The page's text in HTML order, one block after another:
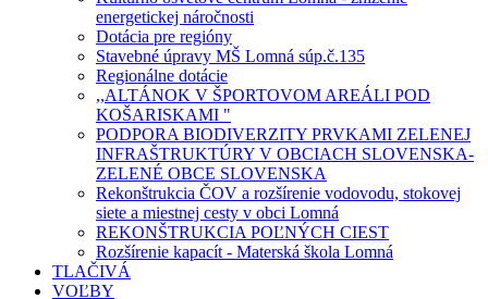
energetickej náročnosti
Dotácia pre regióny
Stavebné úpravy MŠ Lomná súp.č.135
Regionálne dotácie
,,ALTÁNOK V ŠPORTOVOM AREÁLI POD
KOŠARISKAMI "
PODPORA BIODIVERZITY PRVKAMI ZELENEJ
INFRAŠTRUKTÚRY V OBCIACH SLOVENSKA-
ZELENÉ OBCE SLOVENSKA
Rekonštrukcia ČOV a rozšírenie vodovodu, stokovej
siete a miestnej cesty v obci Lomná
REKONŠTRUKCIA POĽNÝCH CIEST
Rozšírenie kapacít - Materská škola Lomná
TLAČIVÁ
VOĽBY